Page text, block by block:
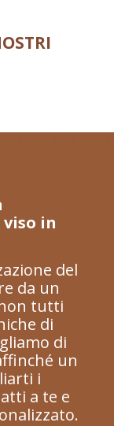
in
del
da un
tutti
di
di
un
i
a te e